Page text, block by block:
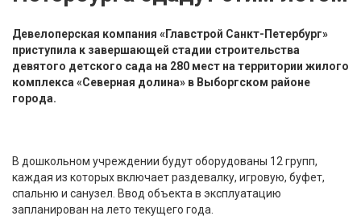
Девелоперская компания «Главстрой Санкт-Петербург»
приступила к завершающей стадии строительства
девятого детского сада на 280 мест на территории жилого
комплекса «Северная долина» в Выборгском районе
города.
В дошкольном учреждении будут оборудованы 12 групп,
каждая из которых включает раздевалку, игровую, буфет,
спальню и санузел. Ввод объекта в эксплуатацию
запланирован на лето текущего года.